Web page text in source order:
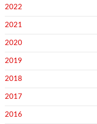
2022
2021
2020
2019
2018
2017
2016